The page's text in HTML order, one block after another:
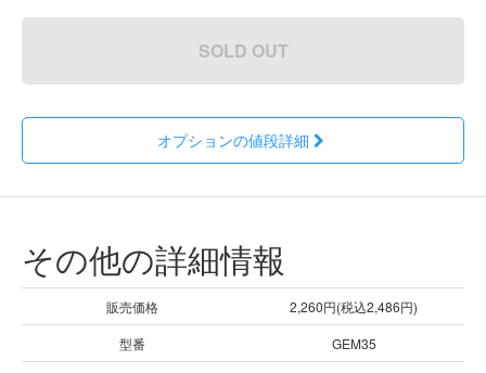
SOLD OUT
オプションの値段詳細
その他の詳細情報
販売価格
2,260円(税込2,486円)
型番
GEM35